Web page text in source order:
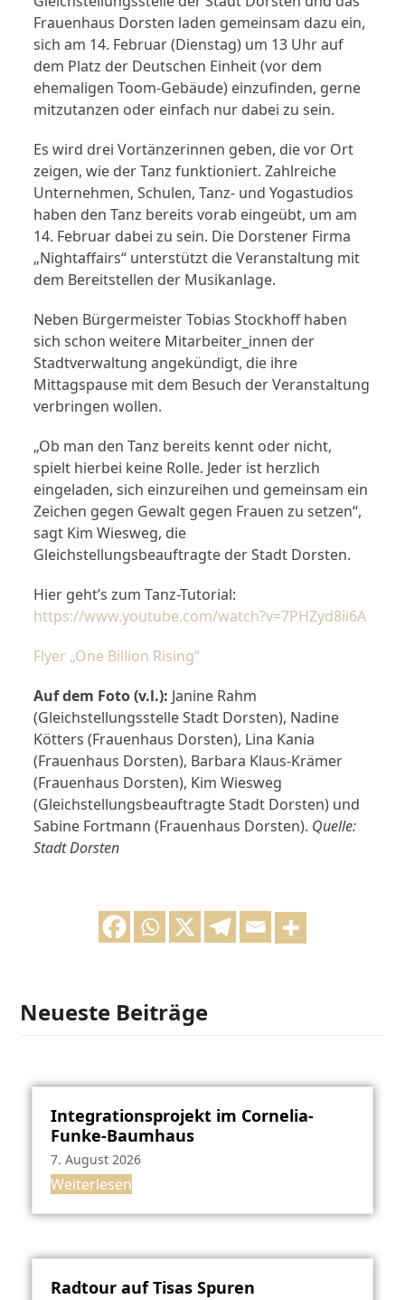
Frauenhaus Dorsten laden gemeinsam dazu ein,
sich am 14. Februar (Dienstag) um 13 Uhr auf
dem Platz der Deutschen Einheit (vor dem
ehemaligen Toom-Gebäude) einzufinden, gerne
mitzutanzen oder einfach nur dabei zu sein.
Es wird drei Vortänzerinnen geben, die vor Ort
zeigen, wie der Tanz funktioniert. Zahlreiche
Unternehmen, Schulen, Tanz- und Yogastudios
haben den Tanz bereits vorab eingeübt, um am
14. Februar dabei zu sein. Die Dorstener Firma
„Nightaffairs“ unterstützt die Veranstaltung mit
dem Bereitstellen der Musikanlage.
Neben Bürgermeister Tobias Stockhoff haben
sich schon weitere Mitarbeiter_innen der
Stadtverwaltung angekündigt, die ihre
Mittagspause mit dem Besuch der Veranstaltung
verbringen wollen.
„Ob man den Tanz bereits kennt oder nicht,
spielt hierbei keine Rolle. Jeder ist herzlich
eingeladen, sich einzureihen und gemeinsam ein
Zeichen gegen Gewalt gegen Frauen zu setzen“,
sagt Kim Wiesweg, die
Gleichstellungsbeauftragte der Stadt Dorsten.
Hier geht’s zum Tanz-Tutorial:
https://www.youtube.com/watch?v=7PHZyd8ii6A
Flyer „One Billion Rising“
Auf dem Foto (v.l.): Janine Rahm
(Gleichstellungsstelle Stadt Dorsten), Nadine
Kötters (Frauenhaus Dorsten), Lina Kania
(Frauenhaus Dorsten), Barbara Klaus-Krämer
(Frauenhaus Dorsten), Kim Wiesweg
(Gleichstellungsbeauftragte Stadt Dorsten) und
Sabine Fortmann (Frauenhaus Dorsten). Quelle:
Stadt Dorsten
Neueste Beiträge
Integrationsprojekt im Cornelia-
Funke-Baumhaus
7. August 2026
Weiterlesen
Radtour auf Tisas Spuren